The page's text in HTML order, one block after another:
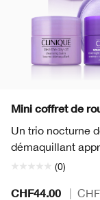
Mini coffret de
Un trio nocturne
démaquillant
(0)
CHF44.00